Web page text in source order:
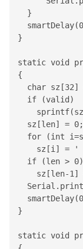
}
}
static void
{
char
if (valid)
sprintf(sz,
sz[len] = 0;
for (int
sz[i] = '
if (len > 0)
sz[len-1]
Serial
}
static void